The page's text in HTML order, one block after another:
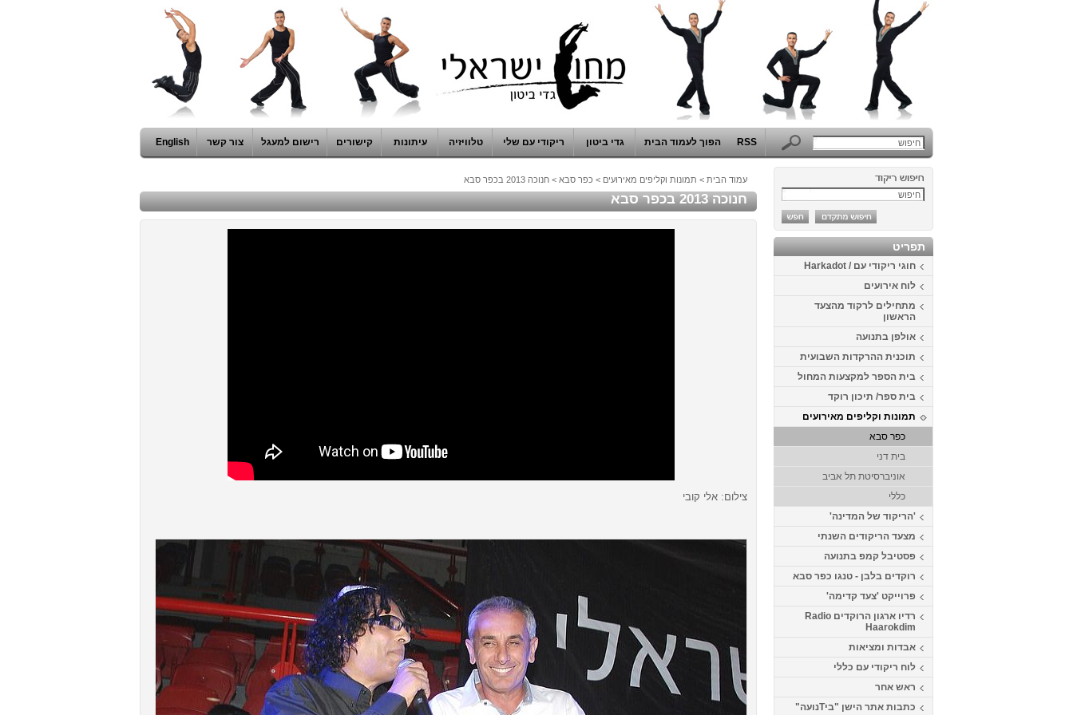
RSS הפוך לעמוד הבית גדי ביטון ריקודי עם שלי טלוויזיה עיתונות קישורים רישום למעגל צור קשר English
תפריט
חוגי ריקודי עם / Harkadot
לוח אירועים
מתחילים לרקוד מהצעד
הראשון
אולפן בתנועה
תוכנית ההרקדות השבועית
בית הספר למקצעות המחול
בית ספר/ תיכון רוקד
תמונות וקליפים מאירועים
כפר סבא
בית דני
אוניברסיטת תל אביב
כללי
'הריקוד של המדינה'
מצעד הריקודים השנתי
פסטיבל קמפ בתנועה
רוקדים בלבן - טנגו כפר סבא
פרוייקט 'צעד קדימה'
רדיו ארגון הרוקדים Radio
Haarokdim
אבדות ומציאות
לוח ריקודי עם כללי
ראש אחר
כתבות אתר הישן "ביTנועה"
עמוד הבית > תמונות וקליפים מאירועים > כפר סבא > חנוכה 2013 בכפר סבא
חנוכה 2013 בכפר סבא
צילום: אלי קובי